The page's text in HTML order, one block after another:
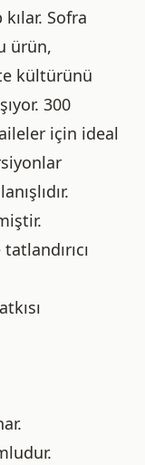
Sofra
ürün,
kültürünü
300
için ideal